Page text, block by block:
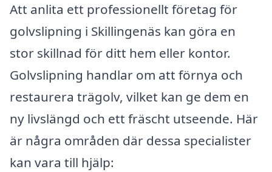
Att anlita ett professionellt företag för
golvslipning i Skillingenäs kan göra en
stor skillnad för ditt hem eller kontor.
Golvslipning handlar om att förnya och
restaurera trägolv, vilket kan ge dem en
ny livslängd och ett fräscht utseende. Här
är några områden där dessa specialister
kan vara till hjälp: